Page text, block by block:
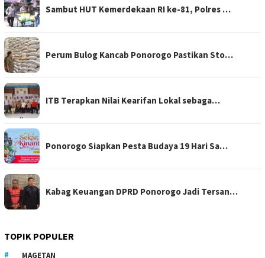
Sambut HUT Kemerdekaan RI ke-81, Polres …
Perum Bulog Kancab Ponorogo Pastikan Sto…
ITB Terapkan Nilai Kearifan Lokal sebaga…
Ponorogo Siapkan Pesta Budaya 19 Hari Sa…
Kabag Keuangan DPRD Ponorogo Jadi Tersan…
TOPIK POPULER
MAGETAN